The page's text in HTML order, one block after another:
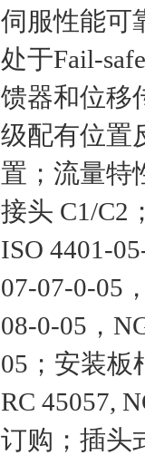
伺服性能可
处于Fail-
馈器和位移
级配有位置
置；流量特
接头 C1/C2
ISO 4401-
07-07-0-05
08-0-05，
05；安装板
RC 45057,
订购；插头